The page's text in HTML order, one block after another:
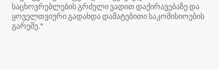
საცხოვრებლების გრძელი ვადით დაქირავებაზე და
ყოველთვიური გადახდა დამატებითი საკომისიოების
გარეშე.*